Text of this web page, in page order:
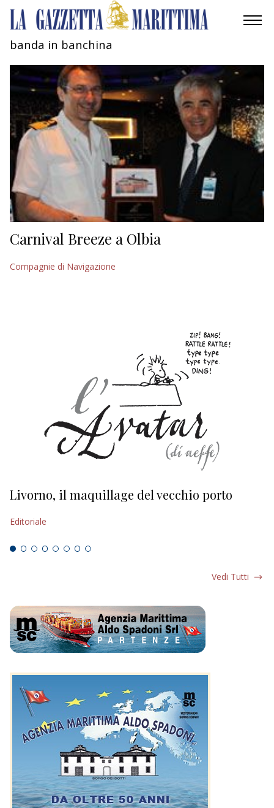
MOBILITÀ
INDUSTRIA
RICERCA
ECONOMIA
TURISMO
CULTURA
NAUTICA
banda in banchina
Carnival Breeze a Olbia
Compagnie di Navigazione
Livorno, il maquillage del vecchio porto
Editoriale
Vedi Tutti